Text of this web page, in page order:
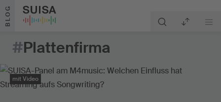
Zum Inhalt springen
BLOG
#Plattenfirma
mit Video